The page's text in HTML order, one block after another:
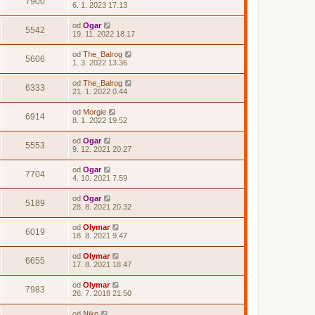
6. 1. 2023 17.13
5542 od Ogar
19. 11. 2022 18.17
5606 od The_Balrog
1. 3. 2022 13.36
6333 od The_Balrog
21. 1. 2022 0.44
6914 od Morgie
8. 1. 2022 19.52
5553 od Ogar
9. 12. 2021 20.27
7704 od Ogar
4. 10. 2021 7.59
5189 od Ogar
28. 8. 2021 20.32
6019 od Olymar
18. 8. 2021 9.47
6655 od Olymar
17. 8. 2021 18.47
7983 od Olymar
26. 7. 2018 21.50